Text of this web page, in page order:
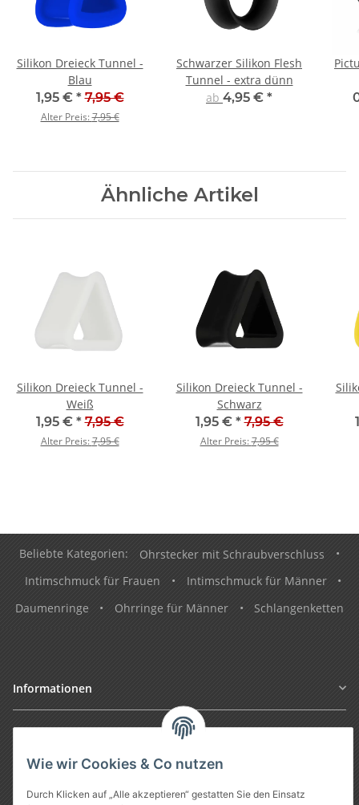
Wie wir Cookies & Co nutzen
Durch Klicken auf „Alle akzeptieren“ gestatten Sie den Einsatz
Silikon Dreieck Tunnel -
Blau
1,95 € * 7,95 €
Alter Preis:7,95 €
Schwarzer Silikon Flesh
Tunnel - extra dünn
ab 4,95 € *
Ähnliche Artikel
Silikon Dreieck Tunnel -
Weiß
1,95 € * 7,95 €
Alter Preis:7,95 €
Silikon Dreieck Tunnel -
Schwarz
1,95 € * 7,95 €
Alter Preis:7,95 €
Beliebte Kategorien: Ohrstecker mit Schraubverschluss
•
Intimschmuck für Frauen
• Intimschmuck für Männer
•
Daumenringe
• Ohrringe für Männer • Schlangenketten
Informationen
Gesetzliche Informationen